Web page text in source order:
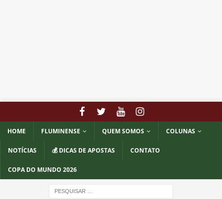
HOME FLUMINENSE QUEM SOMOS COLUNAS
NOTÍCIAS 💰 DICAS DE APOSTAS CONTATO
COPA DO MUNDO 2026